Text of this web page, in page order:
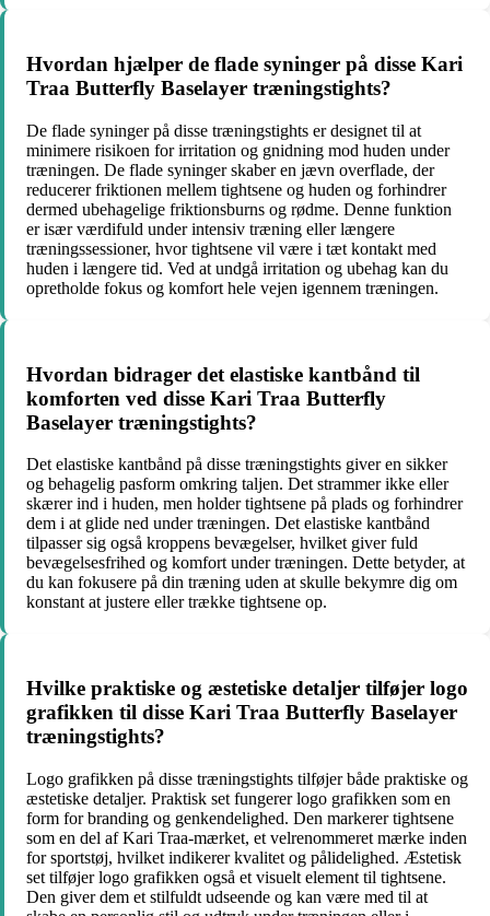
Hvordan hjælper de flade syninger på disse Kari
Traa Butterfly Baselayer træningstights?
De flade syninger på disse træningstights er designet til at
minimere risikoen for irritation og gnidning mod huden under
træningen. De flade syninger skaber en jævn overflade, der
reducerer friktionen mellem tightsene og huden og forhindrer
dermed ubehagelige friktionsburns og rødme. Denne funktion
er især værdifuld under intensiv træning eller længere
træningssessioner, hvor tightsene vil være i tæt kontakt med
huden i længere tid. Ved at undgå irritation og ubehag kan du
opretholde fokus og komfort hele vejen igennem træningen.
Hvordan bidrager det elastiske kantbånd til
komforten ved disse Kari Traa Butterfly
Baselayer træningstights?
Det elastiske kantbånd på disse træningstights giver en sikker
og behagelig pasform omkring taljen. Det strammer ikke eller
skærer ind i huden, men holder tightsene på plads og forhindrer
dem i at glide ned under træningen. Det elastiske kantbånd
tilpasser sig også kroppens bevægelser, hvilket giver fuld
bevægelsesfrihed og komfort under træningen. Dette betyder, at
du kan fokusere på din træning uden at skulle bekymre dig om
konstant at justere eller trække tightsene op.
Hvilke praktiske og æstetiske detaljer tilføjer logo
grafikken til disse Kari Traa Butterfly Baselayer
træningstights?
Logo grafikken på disse træningstights tilføjer både praktiske og
æstetiske detaljer. Praktisk set fungerer logo grafikken som en
form for branding og genkendelighed. Den markerer tightsene
som en del af Kari Traa-mærket, et velrenommeret mærke inden
for sportstøj, hvilket indikerer kvalitet og pålidelighed. Æstetisk
set tilføjer logo grafikken også et visuelt element til tightsene.
Den giver dem et stilfuldt udseende og kan være med til at